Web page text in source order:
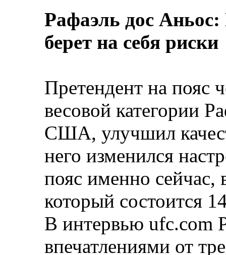
Рафаэль дос Аньос:
берет на себя риски
Претендент на пояс
весовой категории
США, улучшил
него изменился
пояс именно
который состоится
В интервью ufc.com
впечатлениями от